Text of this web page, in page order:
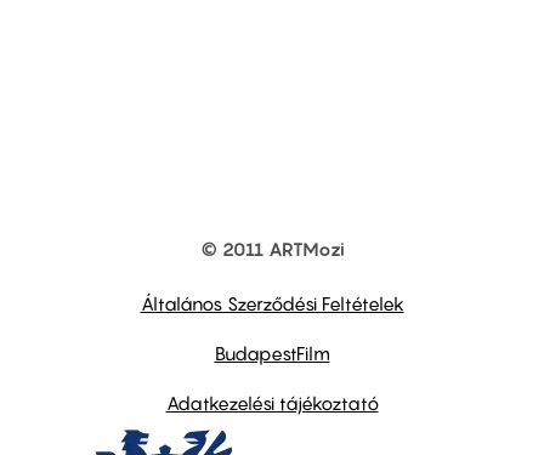
© 2011 ARTMozi
Általános Szerződési Feltételek
BudapestFilm
Adatkezelési tájékoztató